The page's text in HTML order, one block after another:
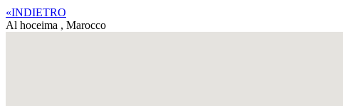
«INDIETRO
Al hoceima , Marocco